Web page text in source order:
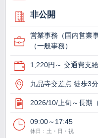
非公開
営業事務（国内営業
（一般事務）
1,220円～ 交通費支
九品寺交差点 徒歩3分
2026/10/上旬～長期
09:00～17:45
休日：土・日・祝